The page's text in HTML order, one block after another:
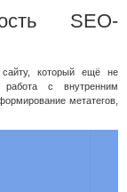
SEO-
который ещё не
работа с внутренним
метатегов,